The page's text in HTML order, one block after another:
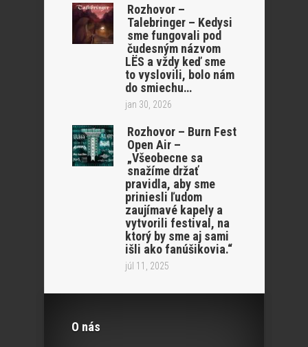
Rozhovor –
Talebringer – Kedysi
sme fungovali pod
čudesným názvom
LËS a vždy keď sme
to vyslovili, bolo nám
do smiechu…
jan 30, 2026
Rozhovor – Burn Fest
Open Air –
„Všeobecne sa
snažíme držať
pravidla, aby sme
priniesli ľudom
zaujímavé kapely a
vytvorili festival, na
ktorý by sme aj sami
išli ako fanúšikovia.“
júl 11, 2025
O nás